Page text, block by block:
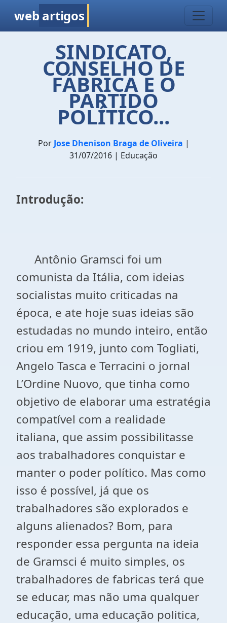
web artigos
SINDICATO,
CONSELHO DE
FÁBRICA E O
PARTIDO
POLÍTICO...
Por Jose Dhenison Braga de Oliveira |
31/07/2016 | Educação
Introdução:
Antônio Gramsci foi um
comunista da Itália, com ideias
socialistas muito criticadas na
época, e ate hoje suas ideias são
estudadas no mundo inteiro, então
criou em 1919, junto com Togliati,
Angelo Tasca e Terracini o jornal
L’Ordine Nuovo, que tinha como
objetivo de elaborar uma estratégia
compatível com a realidade
italiana, que assim possibilitasse
aos trabalhadores conquistar e
manter o poder político. Mas como
isso é possível, já que os
trabalhadores são explorados e
alguns alienados? Bom, para
responder essa pergunta na ideia
de Gramsci é muito simples, os
trabalhadores de fabricas terá que
se educar, mas não uma qualquer
educação, uma educação politica,